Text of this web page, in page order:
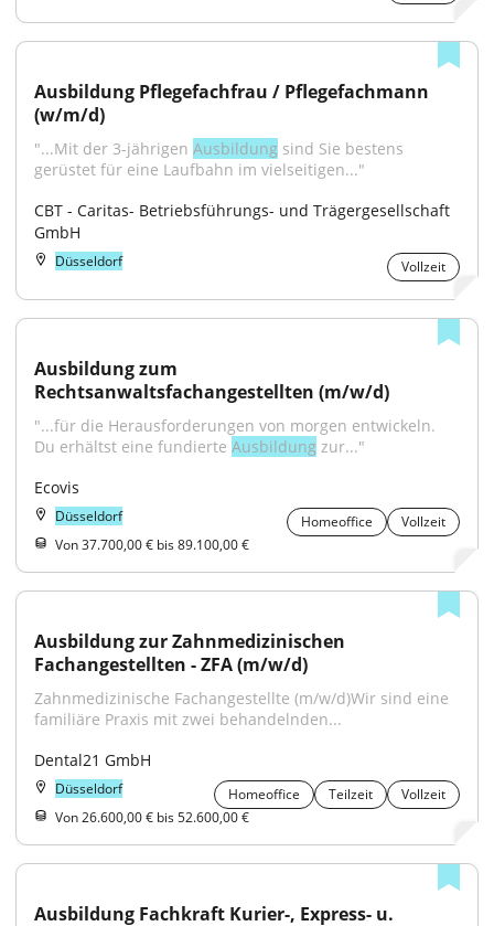
Ausbildung Pflegefachfrau / Pflegefachmann
(w/m/d)
"...Mit der 3-jährigen Ausbildung sind Sie bestens
gerüstet für eine Laufbahn im vielseitigen..."
CBT - Caritas- Betriebsführungs- und Trägergesellschaft
GmbH
Düsseldorf Vollzeit
Ausbildung zum
Rechtsanwaltsfachangestellten (m/w/d)
"...für die Herausforderungen von morgen entwickeln.
Du erhältst eine fundierte Ausbildung zur..."
Ecovis
Düsseldorf Homeoffice
Vollzeit
Von 37.700,00 € bis 89.100,00 €
Ausbildung zur Zahnmedizinischen
Fachangestellten - ZFA (m/w/d)
Zahnmedizinische Fachangestellte (m/w/d)Wir sind eine
familiäre Praxis mit zwei behandelnden...
Dental21 GmbH
Düsseldorf Homeoffice Teilzeit
Vollzeit
Von 26.600,00 € bis 52.600,00 €
Ausbildung Fachkraft Kurier-, Express- u.